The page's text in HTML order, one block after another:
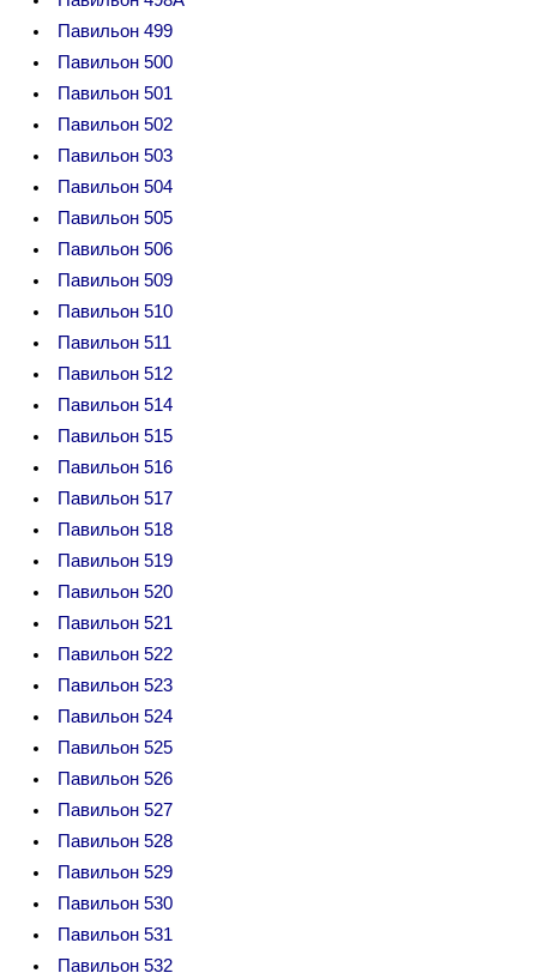
Павильон 499
Павильон 500
Павильон 501
Павильон 502
Павильон 503
Павильон 504
Павильон 505
Павильон 506
Павильон 509
Павильон 510
Павильон 511
Павильон 512
Павильон 514
Павильон 515
Павильон 516
Павильон 517
Павильон 518
Павильон 519
Павильон 520
Павильон 521
Павильон 522
Павильон 523
Павильон 524
Павильон 525
Павильон 526
Павильон 527
Павильон 528
Павильон 529
Павильон 530
Павильон 531
Павильон 532